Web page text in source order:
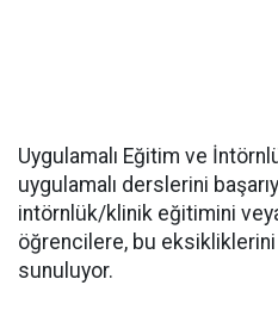
​Uygulamalı Eğitim ve
uygulamalı derslerini
intörnlük/klinik eğitimini
öğrencilere, bu eksikliklerini
sunuluyor.